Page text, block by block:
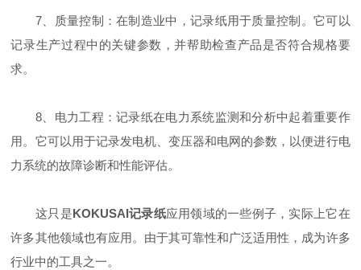
7、质量控制：在制造业中，记录纸用于质量控制。它可以
记录生产过程中的关键参数，并帮助检查产品是否符合规格要
求。
8、电力工程：记录纸在电力系统监测和分析中起着重要作
用。它可以用于记录发电机、变压器和电网的参数，以便进行电
力系统的故障诊断和性能评估。
这只是KOKUSAI记录纸应用领域的一些例子，实际上它在
许多其他领域也有应用。由于其可靠性和广泛适用性，成为许多
行业中的工具之一。